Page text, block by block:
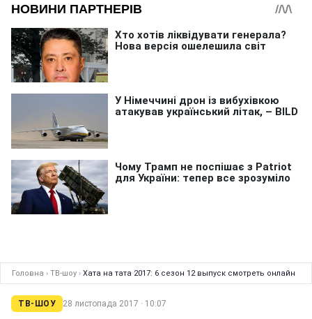
Головна › ТВ-шоу › Хата на тата 2017: 6 сезон 12 выпуск смотреть онлайн
ТВ-ШОУ 28 листопада 2017 · 10:07